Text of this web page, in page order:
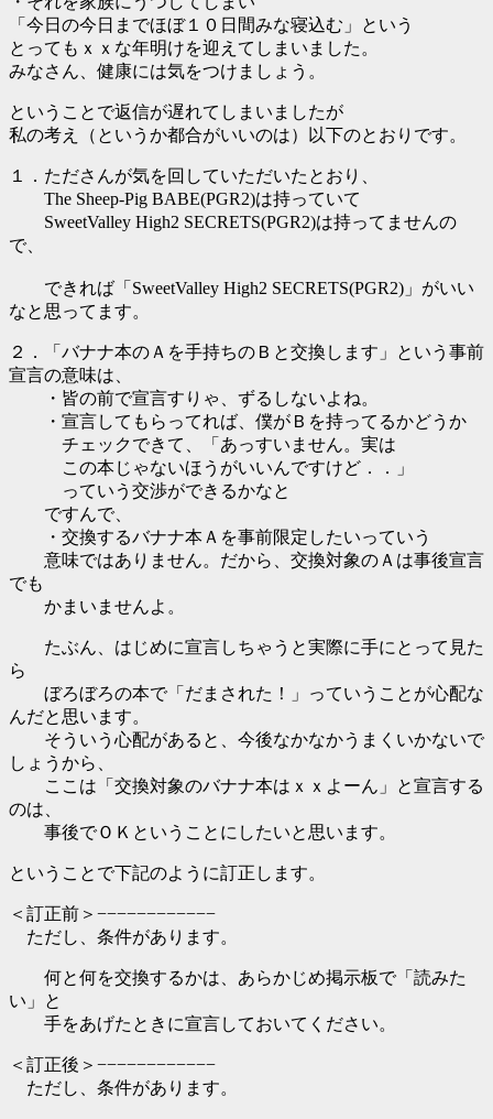
「今日の今日までほぼ１０日間みな寝込む」という
とってもｘｘな年明けを迎えてしまいました。
みなさん、健康には気をつけましょう。
ということで返信が遅れてしまいましたが
私の考え（というか都合がいいのは）以下のとおりです。
１．たださんが気を回していただいたとおり、
The Sheep-Pig BABE(PGR2)は持っていて
SweetValley High2 SECRETS(PGR2)は持ってませんの
で、
できれば「SweetValley High2 SECRETS(PGR2)」がいい
なと思ってます。
２．「バナナ本のＡを手持ちのＢと交換します」という事前
宣言の意味は、
・皆の前で宣言すりゃ、ずるしないよね。
・宣言してもらってれば、僕がＢを持ってるかどうか
チェックできて、「あっすいません。実は
この本じゃないほうがいいんですけど．．」
っていう交渉ができるかなと
ですんで、
・交換するバナナ本Ａを事前限定したいっていう
意味ではありません。だから、交換対象のＡは事後宣言
でも
かまいませんよ。
たぶん、はじめに宣言しちゃうと実際に手にとって見た
ら
ぼろぼろの本で「だまされた！」っていうことが心配な
んだと思います。
そういう心配があると、今後なかなかうまくいかないで
しょうから、
ここは「交換対象のバナナ本はｘｘよーん」と宣言する
のは、
事後でＯＫということにしたいと思います。
ということで下記のように訂正します。
＜訂正前＞−−−−−−−−−−−−
ただし、条件があります。
何と何を交換するかは、あらかじめ掲示板で「読みた
い」と
手をあげたときに宣言しておいてください。
＜訂正後＞−−−−−−−−−−−−
ただし、条件があります。